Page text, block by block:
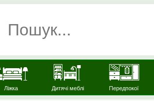
Ліжка Дитячі меблі Передпокої